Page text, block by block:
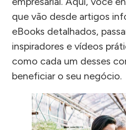
que vão desde artigos
eBooks detalhados,
inspiradores e vídeos
como cada um desses
beneficiar o seu negócio.